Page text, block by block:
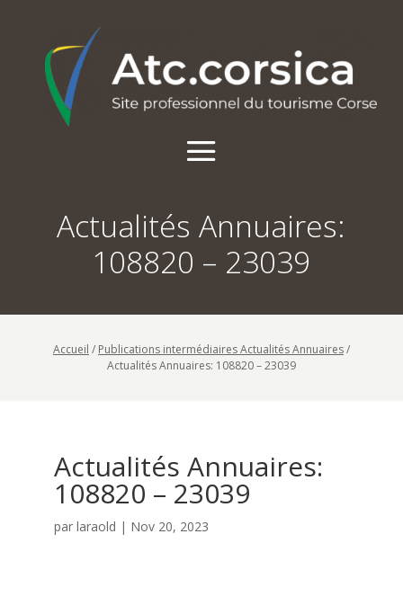
Actualités Annuaires:
108820 – 23039
Accueil / Publications intermédiaires Actualités Annuaires/
Actualités Annuaires: 108820 – 23039
Actualités Annuaires:
108820 – 23039
par laraold | Nov 20, 2023